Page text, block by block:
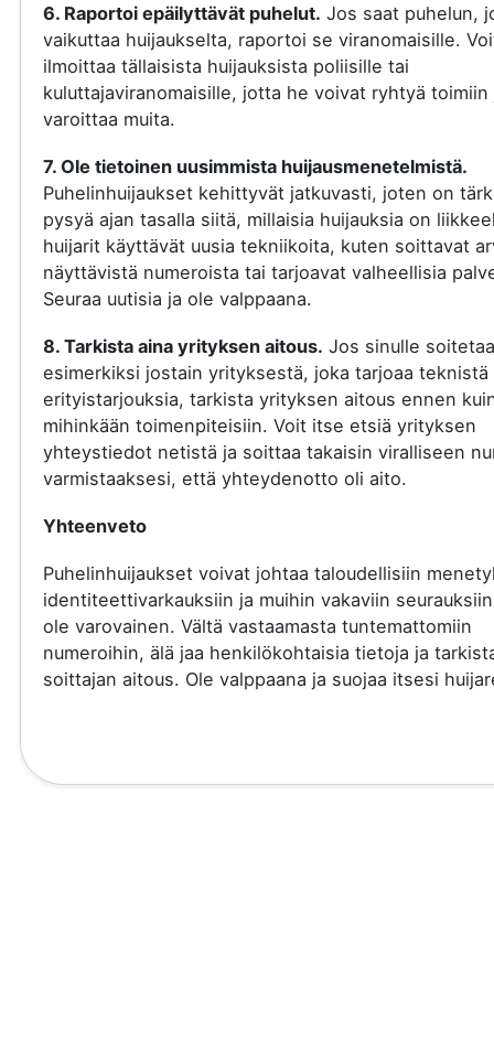
6. Raportoi epäilyttävät puhelut. Jos saat puhelun,
vaikuttaa huijaukselta, raportoi se viranomaisille.
ilmoittaa tällaisista huijauksista poliisille tai
kuluttajaviranomaisille, jotta he voivat ryhtyä toimiin
varoittaa muita.
7. Ole tietoinen uusimmista huijausmenetelmistä.
Puhelinhuijaukset kehittyvät jatkuvasti, joten on
pysyä ajan tasalla siitä, millaisia huijauksia on
huijarit käyttävät uusia tekniikoita, kuten soittavat
näyttävistä numeroista tai tarjoavat valheellisia
Seuraa uutisia ja ole valppaana.
8. Tarkista aina yrityksen aitous. Jos sinulle
esimerkiksi jostain yrityksestä, joka tarjoaa teknistä
erityistarjouksia, tarkista yrityksen aitous ennen
mihinkään toimenpiteisiin. Voit itse etsiä yrityksen
yhteystiedot netistä ja soittaa takaisin viralliseen
varmistaaksesi, että yhteydenotto oli aito.
Yhteenveto
Puhelinhuijaukset voivat johtaa taloudellisiin
identiteettivarkauksiin ja muihin vakaviin
ole varovainen. Vältä vastaamasta tuntemattomiin
numeroihin, älä jaa henkilökohtaisia tietoja ja
soittajan aitous. Ole valppaana ja suojaa itsesi